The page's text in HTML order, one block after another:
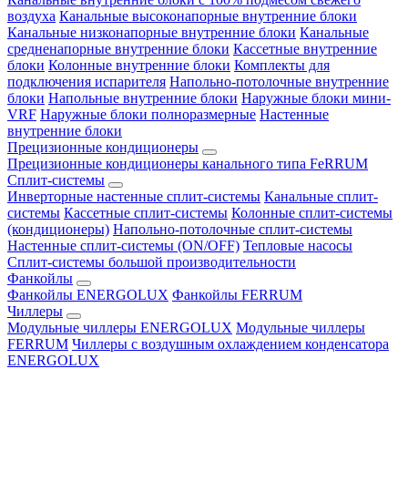
воздуха Канальные высоконапорные внутренние блоки
Канальные низконапорные внутренние блоки Канальные
средненапорные внутренние блоки Кассетные внутренние
блоки Колонные внутренние блоки Комплекты для
подключения испарителя Напольно-потолочные внутренние
блоки Напольные внутренние блоки Наружные блоки мини-
VRF Наружные блоки полноразмерные Настенные
внутренние блоки
Прецизионные кондиционеры
Прецизионные кондиционеры канального типа FeRRUM
Сплит-системы
Инверторные настенные сплит-системы Канальные сплит-
системы Кассетные сплит-системы Колонные сплит-системы
(кондиционеры) Напольно-потолочные сплит-системы
Настенные сплит-системы (ON/OFF) Тепловые насосы
Сплит-системы большой производительности
Фанкойлы
Фанкойлы ENERGOLUX Фанкойлы FERRUM
Чиллеры
Модульные чиллеры ENERGOLUX Модульные чиллеры
FERRUM Чиллеры с воздушным охлаждением конденсатора
ENERGOLUX